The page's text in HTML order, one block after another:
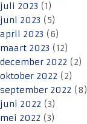
juli 2023 (1)
juni 2023 (5)
april 2023 (6)
maart 2023 (12)
december 2022 (2)
oktober 2022 (2)
september 2022 (8)
juni 2022 (3)
mei 2022 (3)